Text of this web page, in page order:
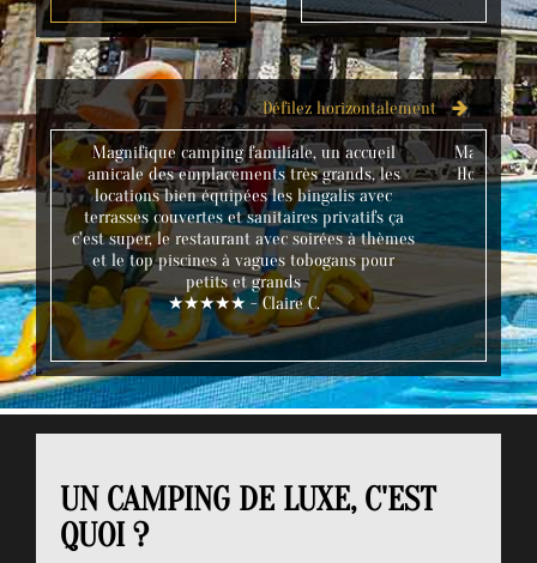
Défilez horizontalement
Magnifique camping familiale, un accueil
amicale des emplacements très grands, les
locations bien équipées les bingalis avec
terrasses couvertes et sanitaires privatifs ça
c'est super, le restaurant avec soirées à thèmes
et le top piscines à vagues tobogans pour
petits et grands
★★★★★ - Claire C.
Home VIP
UN CAMPING DE LUXE, C'EST
QUOI ?